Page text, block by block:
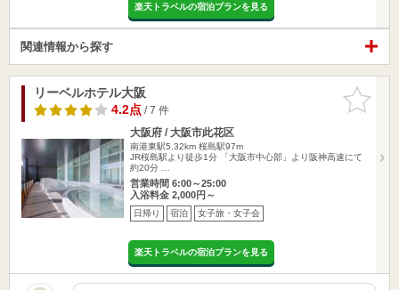
楽天トラベルの宿泊プランを見る
関連情報から探す
お気に入
りに追加
リーベルホテル大阪
4.2点/ 7 件
大阪府 / 大阪市此花区
南港東駅5.32km 桜島駅97m
JR桜島駅より徒歩1分 「大阪市中心部」より阪神高速にて
約20分 …
営業時間 6:00～25:00
入浴料金 2,000円～
日帰り 宿泊 女子旅・女子会
楽天トラベルの宿泊プランを見る